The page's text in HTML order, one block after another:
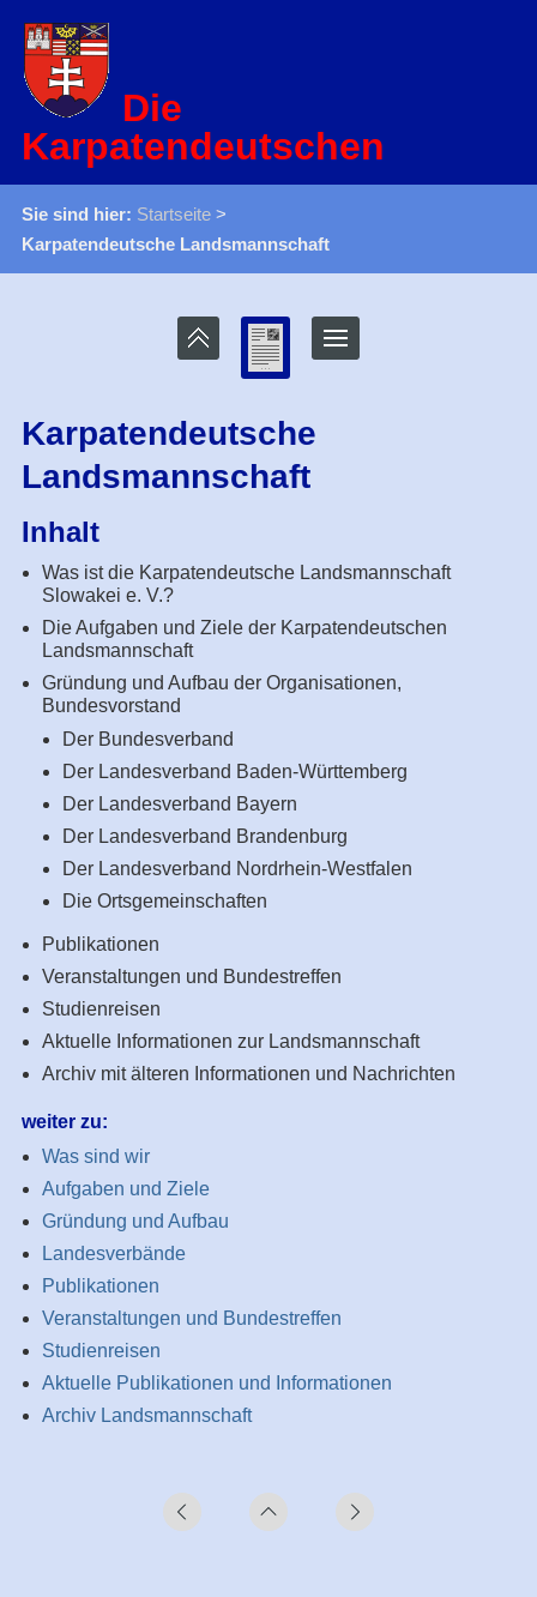
Die
Karpatendeutschen
Sie sind hier: Startseite>
Karpatendeutsche Landsmannschaft
Karpatendeutsche
Landsmannschaft
Inhalt
Was ist die Karpatendeutsche Landsmannschaft
Slowakei e. V.?
Die Aufgaben und Ziele der Karpatendeutschen
Landsmannschaft
Gründung und Aufbau der Organisationen,
Bundesvorstand
Der Bundesverband
Der Landesverband Baden-Württemberg
Der Landesverband Bayern
Der Landesverband Brandenburg
Der Landesverband Nordrhein-Westfalen
Die Ortsgemeinschaften
Publikationen
Veranstaltungen und Bundestreffen
Studienreisen
Aktuelle Informationen zur Landsmannschaft
Archiv mit älteren Informationen und Nachrichten
weiter zu:
Was sind wir
Aufgaben und Ziele
Gründung und Aufbau
Landesverbände
Publikationen
Veranstaltungen und Bundestreffen
Studienreisen
Aktuelle Publikationen und Informationen
Archiv Landsmannschaft